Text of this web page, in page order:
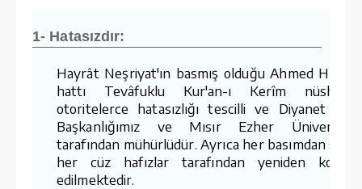
1- Hatasızdır:
Hayrât Neşriyat'ın basmış olduğu Ahmed
hattı Tevâfuklu Kur'an-ı Kerîm
otoritelerce hatasızlığı tescilli ve Diyanet
Başkanlığımız ve Mısır Ezher
tarafından mühürlüdür. Ayrıca her basımdan
her cüz hafızlar tarafından yeniden
edilmektedir.